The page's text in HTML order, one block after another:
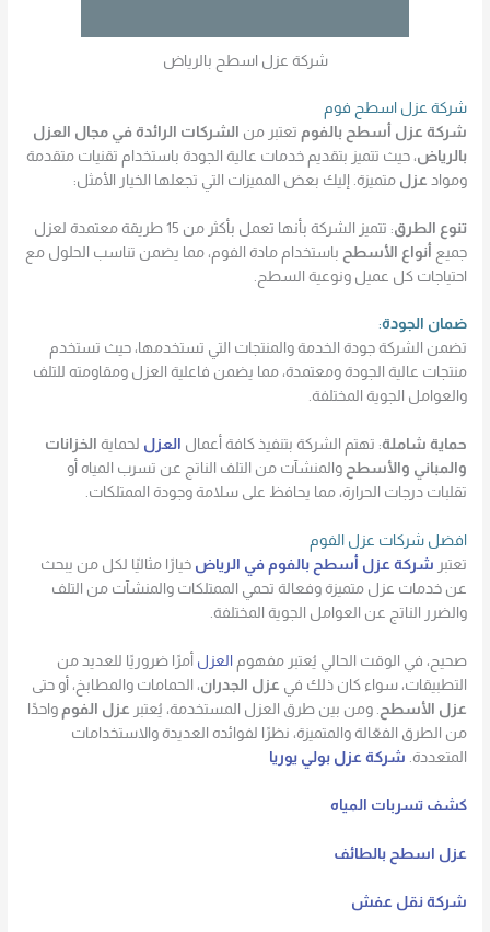
شركة عزل اسطح بالرياض
شركة عزل اسطح فوم
شركة عزل أسطح بالفوم تعتبر من الشركات الرائدة في مجال العزل
بالرياض، حيث تتميز بتقديم خدمات عالية الجودة باستخدام تقنيات متقدمة
ومواد عزل متميزة. إليك بعض المميزات التي تجعلها الخيار الأمثل:
تنوع الطرق
: تتميز الشركة بأنها تعمل بأكثر من 15 طريقة معتمدة لعزل
جميع أنواع الأسطح باستخدام مادة الفوم، مما يضمن تناسب الحلول مع
احتياجات كل عميل ونوعية السطح.
ضمان الجودة:
تضمن الشركة جودة الخدمة والمنتجات التي تستخدمها، حيث تستخدم
منتجات عالية الجودة ومعتمدة، مما يضمن فاعلية العزل ومقاومته للتلف
والعوامل الجوية المختلفة.
حماية شاملة: تهتم الشركة بتنفيذ كافة أعمال العزل لحماية الخزانات
والمباني والأسطح والمنشآت من التلف الناتج عن تسرب المياه أو
تقلبات درجات الحرارة، مما يحافظ على سلامة وجودة الممتلكات.
افضل شركات عزل الفوم
تعتبر شركة عزل أسطح بالفوم في الرياض خيارًا مثاليًا لكل من يبحث
عن خدمات عزل متميزة وفعالة تحمي الممتلكات والمنشآت من التلف
والضرر الناتج عن العوامل الجوية المختلفة.
صحيح، في الوقت الحالي يُعتبر مفهوم العزل أمرًا ضروريًا للعديد من
التطبيقات، سواء كان ذلك في عزل الجدران، الحمامات والمطابخ، أو حتى
عزل الأسطح. ومن بين طرق العزل المستخدمة، يُعتبر عزل الفوم واحدًا
من الطرق الفعّالة والمتميزة، نظرًا لفوائده العديدة والاستخدامات
المتعددة. شركة عزل بولي يوريا
كشف تسربات المياه
عزل اسطح بالطائف
شركة نقل عفش